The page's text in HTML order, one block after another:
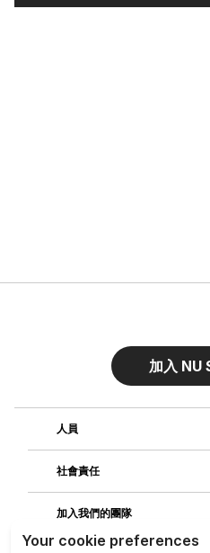
加入 NU
人員
社會責任
加入我們的團隊